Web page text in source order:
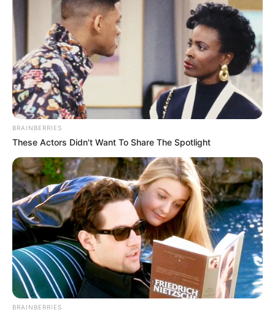
BRAINBERRIES
These Actors Didn't Want To Share The Spotlight
BRAINBERRIES